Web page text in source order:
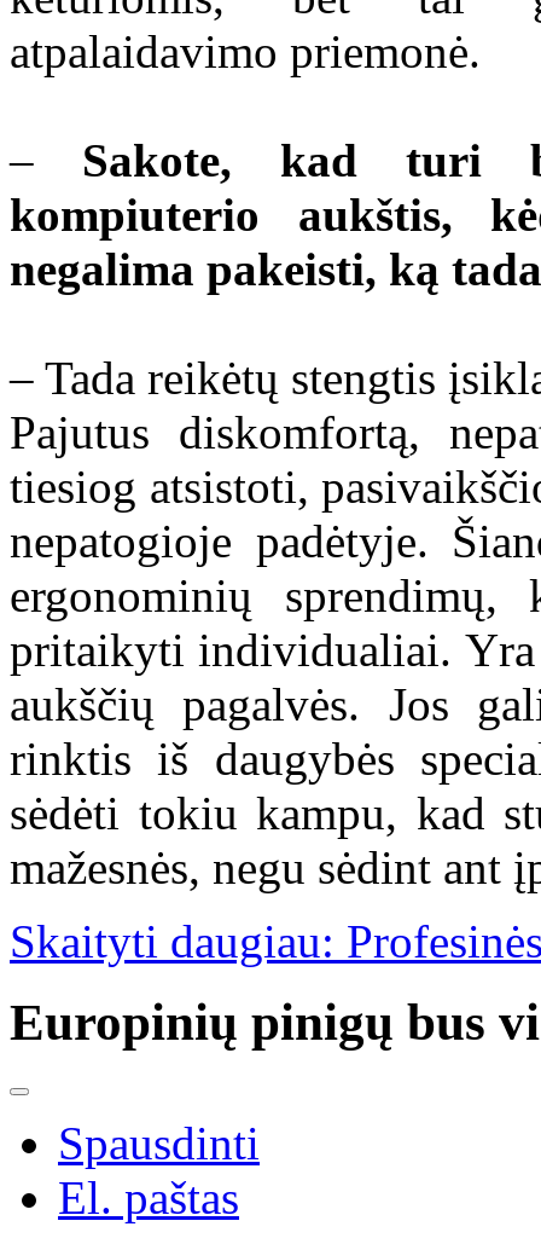
atpalaidavimo priemonė.
– Sakote, kad turi
kompiuterio aukštis,
negalima pakeisti, ką
– Tada reikėtų stengtis
Pajutus diskomfortą,
tiesiog atsistoti,
nepatogioje padėtyje.
ergonominių
pritaikyti individualiai.
aukščių pagalvės. Jos
rinktis iš daugybės
sėdėti tokiu kampu, kad
mažesnės, negu sėdint ant
Skaityti daugiau:
Europinių pinigų bus
Spausdinti
El. paštas